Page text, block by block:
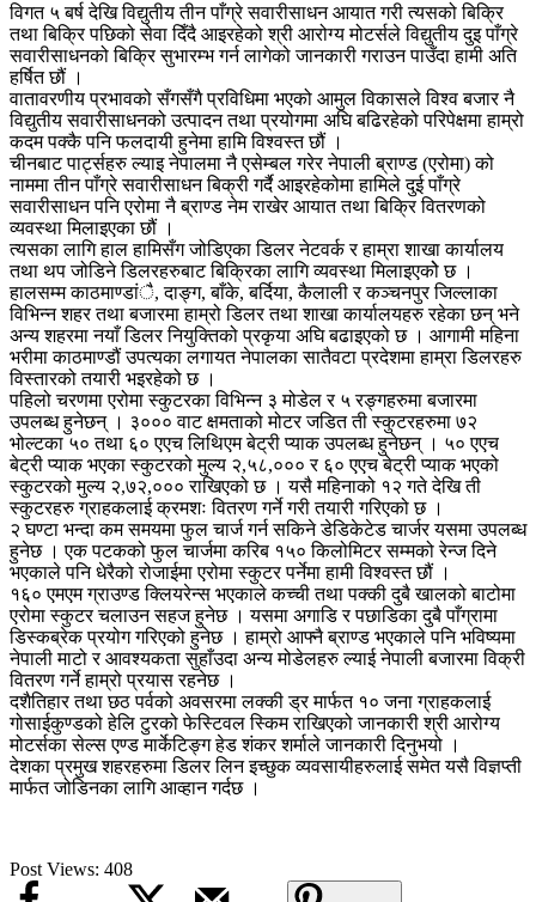
विगत ५ बर्ष देखि विद्युतीय तीन पाँग्रे सवारीसाधन आयात गरी त्यसको बिक्रि
तथा बिक्रि पछिको सेवा दिँदै आइरहेको श्री आरोग्य मोटर्सले विद्युतीय दुइ पाँग्रे
सवारीसाधनको बिक्रि सुभारम्भ गर्न लागेको जानकारी गराउन पाउँदा हामी अति
हर्षित छौं ।
वातावरणीय प्रभावको सँगसँगै प्रविधिमा भएको आमुल विकासले विश्व बजार नै
विद्युतीय सवारीसाधनको उत्पादन तथा प्रयोगमा अघि बढिरहेको परिपेक्षमा हाम्रो
कदम पक्कै पनि फलदायी हुनेमा हामि विश्वस्त छौं ।
चीनबाट पार्ट्सहरु ल्याइ नेपालमा नै एसेम्बल गरेर नेपाली ब्राण्ड (एरोमा) को
नाममा तीन पाँग्रे सवारीसाधन बिक्री गर्दै आइरहेकोमा हामिले दुई पाँग्रे
सवारीसाधन पनि एरोमा नै ब्राण्ड नेम राखेर आयात तथा बिक्रि वितरणको
व्यवस्था मिलाइएका छौं ।
त्यसका लागि हाल हामिसँग जोडिएका डिलर नेटवर्क र हाम्रा शाखा कार्यालय
तथा थप जोडिने डिलरहरुबाट बिक्रिका लागि व्यवस्था मिलाइएकोे छ ।
हालसम्म काठमाण्डांै, दाङ्ग, बाँके, बर्दिया, कैलाली र कञ्चनपुर जिल्लाका
विभिन्न शहर तथा बजारमा हाम्रो डिलर तथा शाखा कार्यालयहरु रहेका छन् भने
अन्य शहरमा नयाँ डिलर नियुक्तिको प्रकृया अघि बढाइएको छ । आगामी महिना
भरीमा काठमाण्डौं उपत्यका लगायत नेपालका सातैवटा प्रदेशमा हाम्रा डिलरहरु
विस्तारको तयारी भइरहेको छ ।
पहिलो चरणमा एरोमा स्कुटरका विभिन्न ३ मोडेल र ५ रङ्गहरुमा बजारमा
उपलब्ध हुनेछन् । ३००० वाट क्षमताको मोटर जडित ती स्कुटरहरुमा ७२
भोल्टका ५० तथा ६० एएच लिथिएम बेट्री प्याक उपलब्ध हुनेछन् । ५० एएच
बेट्री प्याक भएका स्कुटरको मुल्य २,५८,००० र ६० एएच बेट्री प्याक भएको
स्कुटरको मुल्य २,७२,००० राखिएको छ । यसै महिनाको १२ गते देखि ती
स्कुटरहरु ग्राहकलाई क्रमशः वितरण गर्ने गरी तयारी गरिएको छ ।
२ घण्टा भन्दा कम समयमा फुल चार्ज गर्न सकिने डेडिकेटेड चार्जर यसमा उपलब्ध
हुनेछ । एक पटकको फुल चार्जमा करिब १५० किलोमिटर सम्मको रेन्ज दिने
भएकाले पनि धेरैको रोजाईमा एरोमा स्कुटर पर्नेमा हामी विश्वस्त छौं ।
१६० एमएम ग्राउण्ड क्लियरेन्स भएकाले कच्ची तथा पक्की दुबै खालको बाटोमा
एरोमा स्कुटर चलाउन सहज हुनेछ । यसमा अगाडि र पछाडिका दुबै पाँग्रामा
डिस्कब्रेक प्रयोग गरिएको हुनेछ । हाम्रो आफ्नै ब्राण्ड भएकाले पनि भविष्यमा
नेपाली माटो र आवश्यकता सुहाँउदा अन्य मोडेलहरु ल्याई नेपाली बजारमा विक्री
वितरण गर्ने हाम्रो प्रयास रहनेछ ।
दशैतिहार तथा छठ पर्वको अवसरमा लक्की ड्र मार्फत १० जना ग्राहकलाई
गोसाईकुण्डको हेलि टुरको फेस्टिवल स्किम राखिएको जानकारी श्री आरोग्य
मोटर्सका सेल्स एण्ड मार्केटिङ्ग हेड शंकर शर्माले जानकारी दिनुभयो ।
देशका प्रमुख शहरहरुमा डिलर लिन इच्छुक व्यवसायीहरुलाई समेत यसै विज्ञप्ती
मार्फत जोडिनका लागि आव्हान गर्दछ ।
Post Views: 408